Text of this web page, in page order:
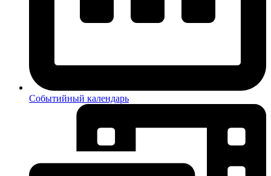
Событийный календарь